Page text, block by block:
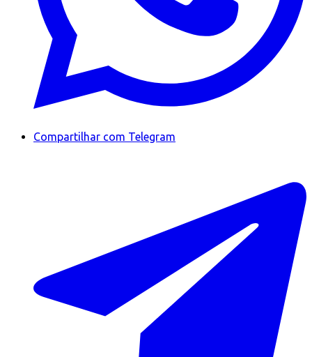
Compartilhar com Telegram